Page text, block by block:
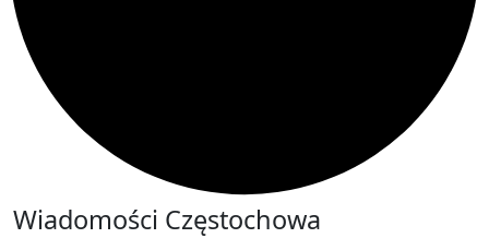
Wiadomości Częstochowa